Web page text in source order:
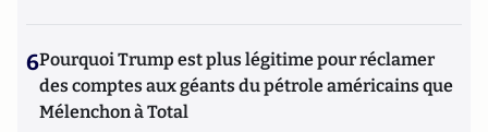
6Pourquoi Trump est plus légitime pour réclamer
des comptes aux géants du pétrole américains que
Mélenchon à Total